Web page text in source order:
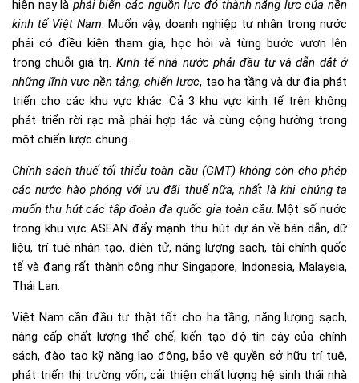
hiện nay là phải biến các nguồn lực đó thành năng lực của nền
kinh tế Việt Nam. Muốn vậy, doanh nghiệp tư nhân trong nước
phải có điều kiện tham gia, học hỏi và từng bước vươn lên
trong chuỗi giá trị. Kinh tế nhà nước phải đầu tư và dẫn dắt ở
những lĩnh vực nền tảng, chiến lược, tạo hạ tầng và dư địa phát
triển cho các khu vực khác. Cả 3 khu vực kinh tế trên không
phát triển rời rạc mà phải hợp tác và cùng cộng hưởng trong
một chiến lược chung.
Chính sách thuế tối thiểu toàn cầu (GMT) không còn cho phép
các nước hào phóng với ưu đãi thuế nữa, nhất là khi chúng ta
muốn thu hút các tập đoàn đa quốc gia toàn cầu. Một số nước
trong khu vực ASEAN đẩy mạnh thu hút dự án về bán dẫn, dữ
liệu, trí tuệ nhân tạo, điện tử, năng lượng sạch, tài chính quốc
tế và đang rất thành công như Singapore, Indonesia, Malaysia,
Thái Lan.
Việt Nam cần đầu tư thật tốt cho hạ tầng, năng lượng sạch,
nâng cấp chất lượng thể chế, kiến tạo độ tin cậy của chính
sách, đào tạo kỹ năng lao động, bảo vệ quyền sở hữu trí tuệ,
phát triển thị trường vốn, cải thiện chất lượng hệ sinh thái nhà